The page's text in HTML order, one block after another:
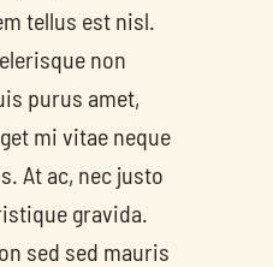
tellus est nisl.
non
purus amet,
mi vitae neque
At ac, nec justo
gravida.
sed sed mauris